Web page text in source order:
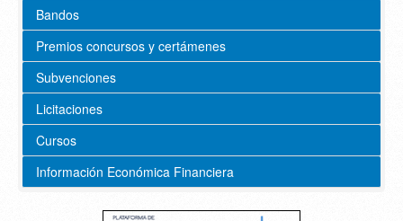
Bandos
Premios concursos y certámenes
Subvenciones
Licitaciones
Cursos
Información Económica Financiera